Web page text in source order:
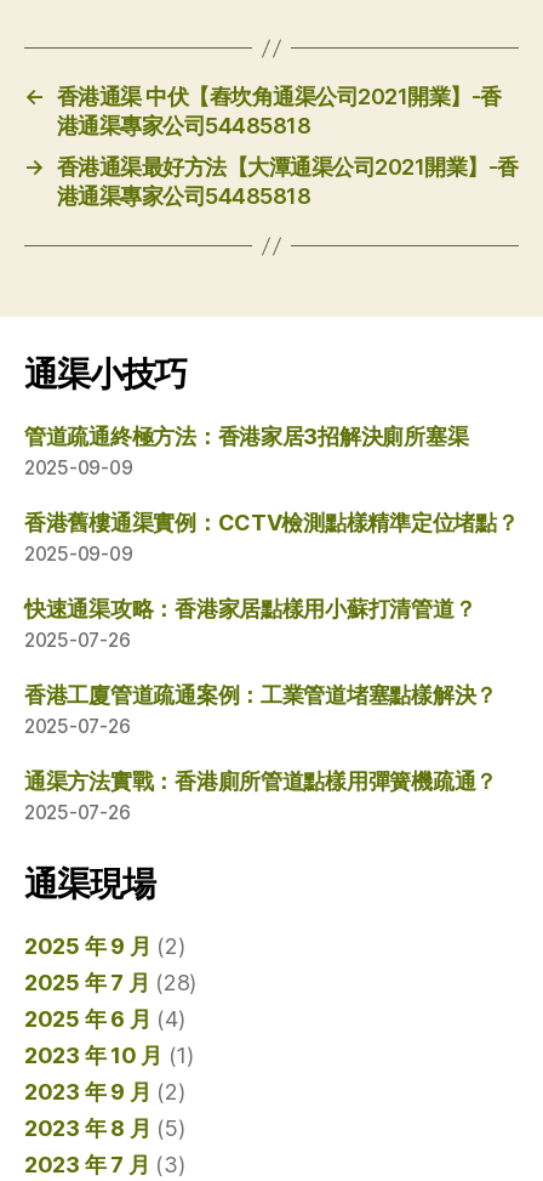
← 香港通渠 中伏【舂坎角通渠公司2021開業】-香
港通渠專家公司54485818
→ 香港通渠最好方法【大潭通渠公司2021開業】-香
港通渠專家公司54485818
通渠小技巧
管道疏通終極方法：香港家居3招解決廁所塞渠
2025-09-09
香港舊樓通渠實例：CCTV檢測點樣精準定位堵點？
2025-09-09
快速通渠攻略：香港家居點樣用小蘇打清管道？
2025-07-26
香港工廈管道疏通案例：工業管道堵塞點樣解決？
2025-07-26
通渠方法實戰：香港廁所管道點樣用彈簧機疏通？
2025-07-26
通渠現場
2025 年 9 月 (2)
2025 年 7 月 (28)
2025 年 6 月 (4)
2023 年 10 月 (1)
2023 年 9 月 (2)
2023 年 8 月 (5)
2023 年 7 月 (3)